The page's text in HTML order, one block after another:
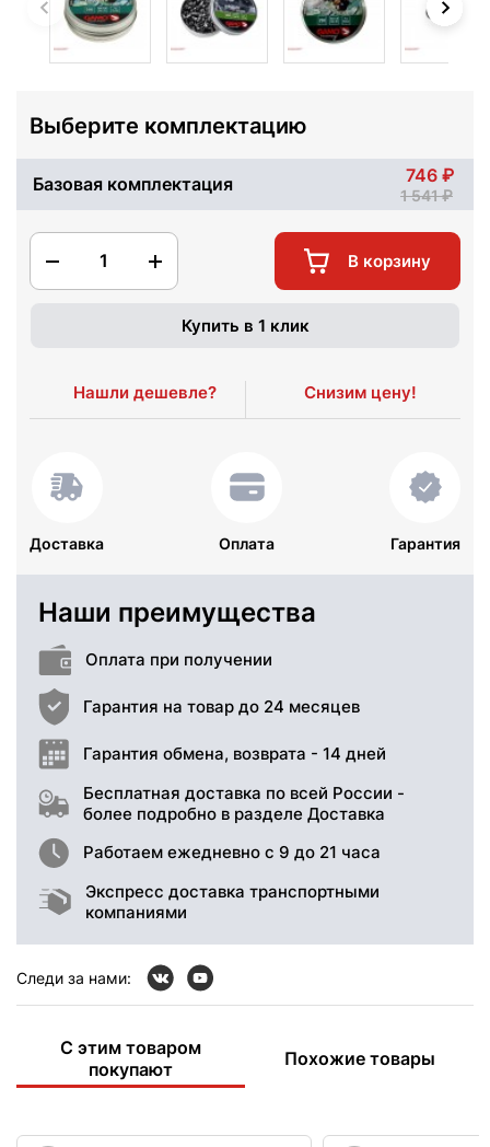
Выберите комплектацию
Базовая комплектация 746
1 541
1 В корзину
Купить в 1 клик
Нашли дешевле? Снизим цену!
Доставка Оплата Гарантия
Наши преимущества
Оплата при получении
Гарантия на товар до 24 месяцев
Гарантия обмена, возврата - 14 дней
Бесплатная доставка по всей России -
более подробно в разделе Доставка
Работаем ежедневно с 9 до 21 часа
Экспресс доставка транспортными
компаниями
Следи за нами:
С этим товаром
покупают
Похожие товары